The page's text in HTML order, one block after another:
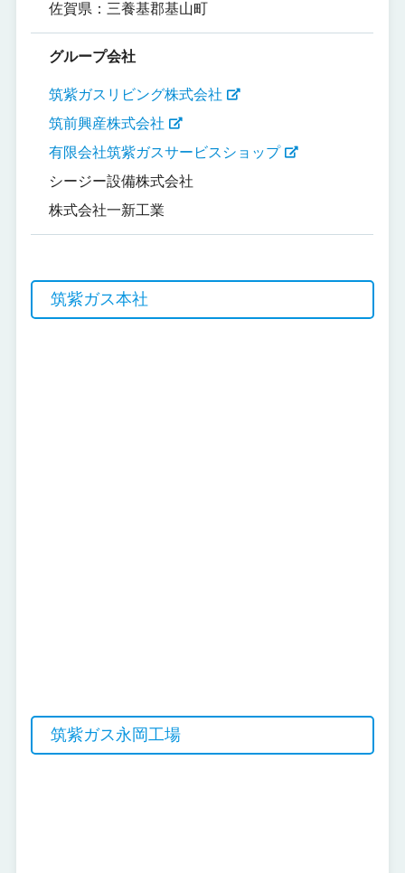
佐賀県：三養基郡基山町
グループ会社
筑紫ガスリビング株式会社
筑前興産株式会社
有限会社筑紫ガスサービスショップ
シージー設備株式会社
株式会社一新工業
筑紫ガス本社
筑紫ガス永岡工場